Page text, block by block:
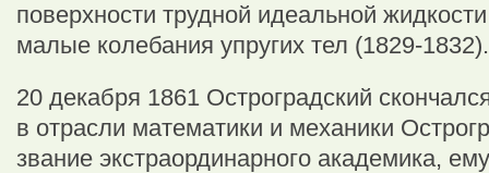
поверхности трудной идеальной
малые колебания упругих тел (1829-1832).
20 декабря 1861 Остроградский
в отрасли математики и механики
звание экстраординарного академика,